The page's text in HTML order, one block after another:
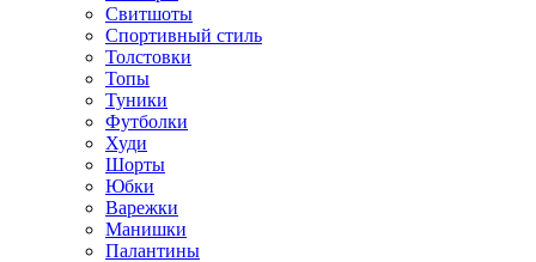
Свитшоты
Спортивный стиль
Толстовки
Топы
Туники
Футболки
Худи
Шорты
Юбки
Варежки
Манишки
Палантины